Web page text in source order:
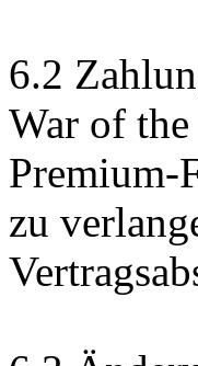
6.2
War of
Premium-
zu